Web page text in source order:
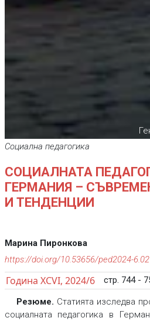
Социална педагогика
СОЦИАЛНАТА
ГЕРМАНИЯ –
И ТЕНДЕНЦИИ
Марина Пиронкова
https://doi.org/10.53656/ped2024-6.02
Година XCVI, 2024/6 стр. 744 -
Резюме. Статията изследва
социалната педагогика в